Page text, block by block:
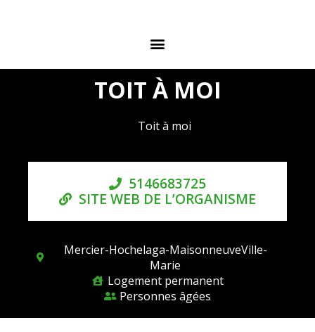
TOIT À MOI
Toit à moi
5146683725
SITE WEB DE L’ORGANISME
Mercier-Hochelaga-MaisonneuveVille-
Marie
Logement permanent
Personnes âgées